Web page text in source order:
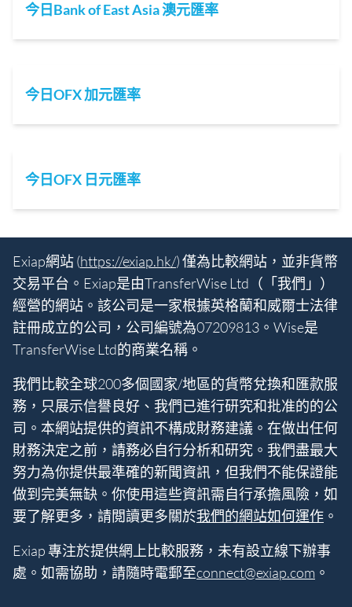
今日Bank of East Asia 澳元匯率
今日OFX 加元匯率
今日OFX 日元匯率
Exiap網站 (https://exiap.hk/) 僅為比較網站，並非貨幣
交易平台。Exiap是由TransferWise Ltd（「我們」）
經營的網站。該公司是一家根據英格蘭和威爾士法律
註冊成立的公司，公司編號為07209813。Wise是
TransferWise Ltd的商業名稱。
我們比較全球200多個國家/地區的貨幣兌換和匯款服
務，只展示信譽良好、我們已進行研究和批准的的公
司。本網站提供的資訊不構成財務建議。在做出任何
財務決定之前，請務必自行分析和研究。我們盡最大
努力為你提供最準確的新聞資訊，但我們不能保證能
做到完美無缺。你使用這些資訊需自行承擔風險，如
要了解更多，請閲讀更多關於我們的網站如何運作 。
Exiap 專注於提供網上比較服務，未有設立線下辦事
處。如需協助，請隨時電郵至connect@exiap.com 。